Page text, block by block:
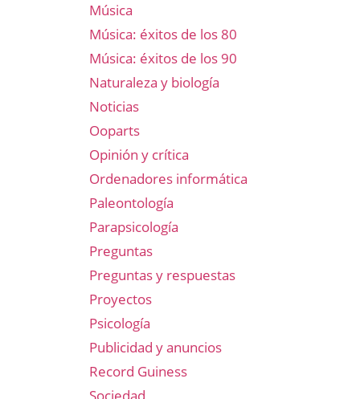
Música
Música: éxitos de los 80
Música: éxitos de los 90
Naturaleza y biología
Noticias
Ooparts
Opinión y crítica
Ordenadores informática
Paleontología
Parapsicología
Preguntas
Preguntas y respuestas
Proyectos
Psicología
Publicidad y anuncios
Record Guiness